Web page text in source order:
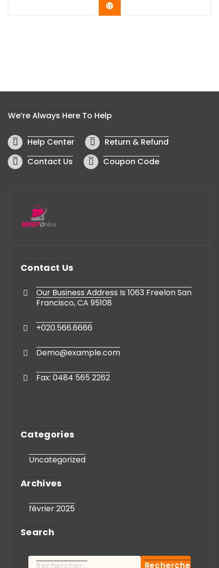
Acheter le produit
We’re Always Here To Help
Help Center
Return & Refund
Contact Us
Coupon Code
Contact Us
Our Business Address Is 1063 Freelon San
Francisco, CA 95108
+020.566.6666
Demo@example.com
Fax: 0484 565 2262
Categories
Uncategorized
Archives
février 2025
Search
Rechercher :